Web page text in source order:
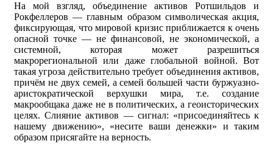
На мой взгляд, объединение активов Ротшильдов и
Рокфеллеров — главным образом символическая акция,
фиксирующая, что мировой кризис приближается к очень
опасной точке — не финансовой, не экономической, а
системной, которая может разрешиться
макрорегиональной или даже глобальной войной. Вот
такая угроза действительно требует объединения активов,
причём не двух семей, а семей большей части буржуазно-
аристократической верхушки мира, т.е. создание
макрообщака даже не в политических, а геоисторических
целях. Слияние активов — сигнал: «присоединяйтесь к
нашему движению», «несите ваши денежки» и таким
образом присягайте на верность.